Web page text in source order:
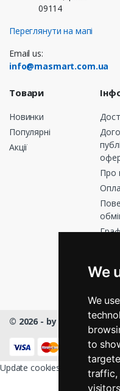
We
We
to
traffic,
09114
Переглянути на мапі
Email us:
info@masmart.com.ua
Товари
Новинки
Популярні
Акції
Про
© 2026 - by Masmart™-
Update cookies preferences